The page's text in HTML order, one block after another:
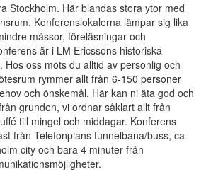
Stockholm. Här blandas stora ytor med
Konferenslokalerna lämpar sig lika
mässor, föreläsningar och
är i LM Ericssons historiska
Hos oss möts du alltid av personlig och
rymmer allt från 6-150 personer
och önskemål. Här kan ni äta god och
grunden, vi ordnar såklart allt från
till mingel och middagar. Konferens
från Telefonplans tunnelbana/buss, ca
city och bara 4 minuter från